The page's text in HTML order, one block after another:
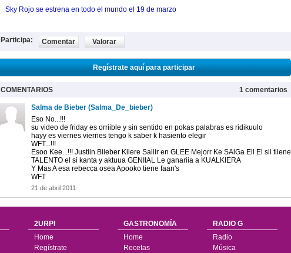
Sky Rojo se estrena en todo el mundo el 19 de marzo
Participa: Comentar Valorar
Regístrate aquí para participar
COMENTARIOS 1 comentarios
Salma de Bieber (Salma_De_bieber)
Eso No...!!!
su video de friday es orriible y sin sentido en pokas palabras es ridikuulo
hayy es viernes viernes tengo k saber k hasiento elegir
WFT...!!!
Esoo Kee...!!! Justiin Biieber Kiiere Saliir en GLEE Mejorr Ke SAlGa Ell El sii tiiene
TALENTO el si kanta y aktuua GENIIAL Le ganariia a KUALKIERA
Y Mas A esa rebecca osea Apooko tiene faan's
WFT
21 de abril 2011
2URPI
Home
Regístrate
GASTRONOMÍA
Home
Recetas
RADIO G
Radio
Música